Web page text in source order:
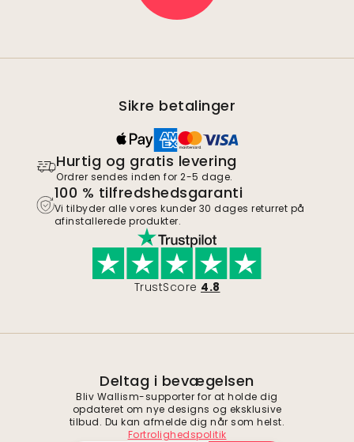
Sikre betalinger
Hurtig og gratis levering
Ordrer sendes inden for 2-5 dage.
100 % tilfredshedsgaranti
Vi tilbyder alle vores kunder 30 dages returret på
afinstallerede produkter.
TrustScore 4.8
Deltag i bevægelsen
Bliv Wallism-supporter for at holde dig
opdateret om nye designs og eksklusive
tilbud. Du kan afmelde dig når som helst.
Fortrolighedspolitik